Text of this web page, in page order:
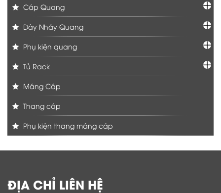
Cáp Quang
Dây Nhảy Quang
Phụ kiện quang
Tủ Rack
Máng Cáp
Thang cáp
Phụ kiện thang máng cáp
ĐỊA CHỈ LIÊN HỆ